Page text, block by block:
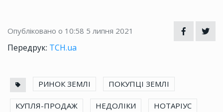
Опубліковано о 10:58 5 липня 2021
Передрук: ТСН.ua
РИНОК ЗЕМЛІ ПОКУПЦІ ЗЕМЛІ
КУПЛЯ-ПРОДАЖ НЕДОЛІКИ НОТАРІУС